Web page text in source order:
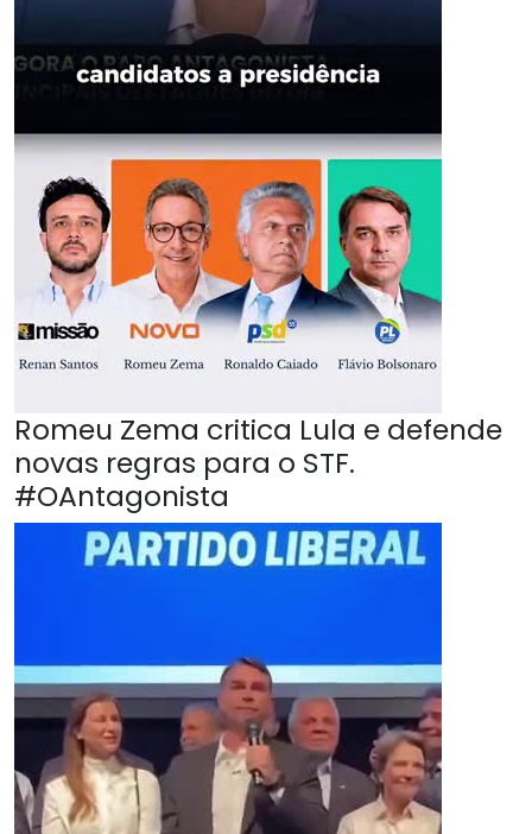
Romeu Zema critica Lula e defende
novas regras para o STF.
#OAntagonista